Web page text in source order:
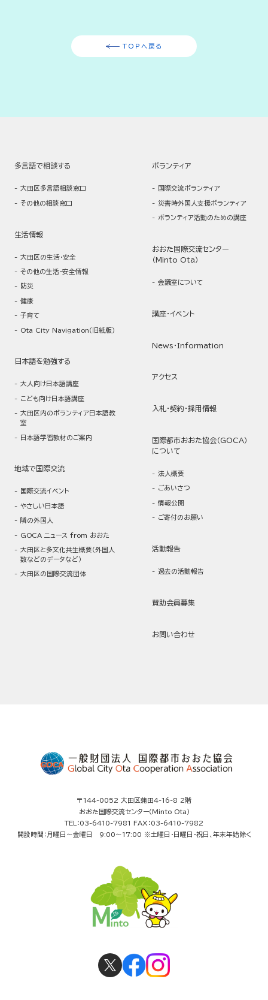
TOPへ戻る
多言語で相談する
大田区多言語相談窓口
その他の相談窓口
生活情報
大田区の生活・安全
その他の生活・安全情報
防災
健康
子育て
Ota City Navigation（旧紙版）
日本語を勉強する
大人向け日本語講座
こども向け日本語講座
大田区内のボランティア日本語教
室
日本語学習教材のご案内
地域で国際交流
国際交流イベント
やさしい日本語
隣の外国人
GOCA ニュース from おおた
大田区と多文化共生概要（外国人
数などのデータなど）
大田区の国際交流団体
ボランティア
国際交流ボランティア
災害時外国人支援ボランティア
ボランティア活動のための講座
おおた国際交流センター
（Minto Ota）
会議室について
講座・イベント
News・Information
アクセス
入札・契約・採用情報
国際都市おおた協会（GOCA）
について
法人概要
ごあいさつ
情報公開
ご寄付のお願い
活動報告
過去の活動報告
賛助会員募集
お問い合わせ
〒144-0052 大田区蒲田4-16-8 2階
おおた国際交流センター（Minto Ota）
TEL：03-6410-7981 FAX：03-6410-7982
開設時間：月曜日～金曜日 9:00～17:00 ※土曜日・日曜日・祝日、年末年始除く